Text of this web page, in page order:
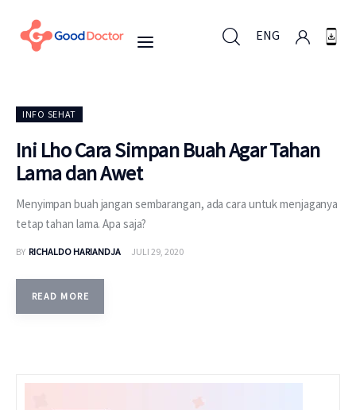
ENG
Untuk Bisnis
Untuk Anda
Mengapa Good Doctor
Berita
INFO SEHAT
Ini Lho Cara Simpan Buah Agar Tahan
Lama dan Awet
Menyimpan buah jangan sembarangan, ada cara untuk menjaganya
tetap tahan lama. Apa saja?
BY RICHALDO HARIANDJA JULI 29, 2020
READ MORE